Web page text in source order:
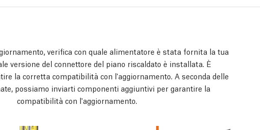
verifica con quale alimentatore è stata fornita la tua
versione del connettore del piano riscaldato è installata. È
la corretta compatibilità con l'aggiornamento. A seconda delle
possiamo inviarti componenti aggiuntivi per garantire la
compatibilità con l'aggiornamento.